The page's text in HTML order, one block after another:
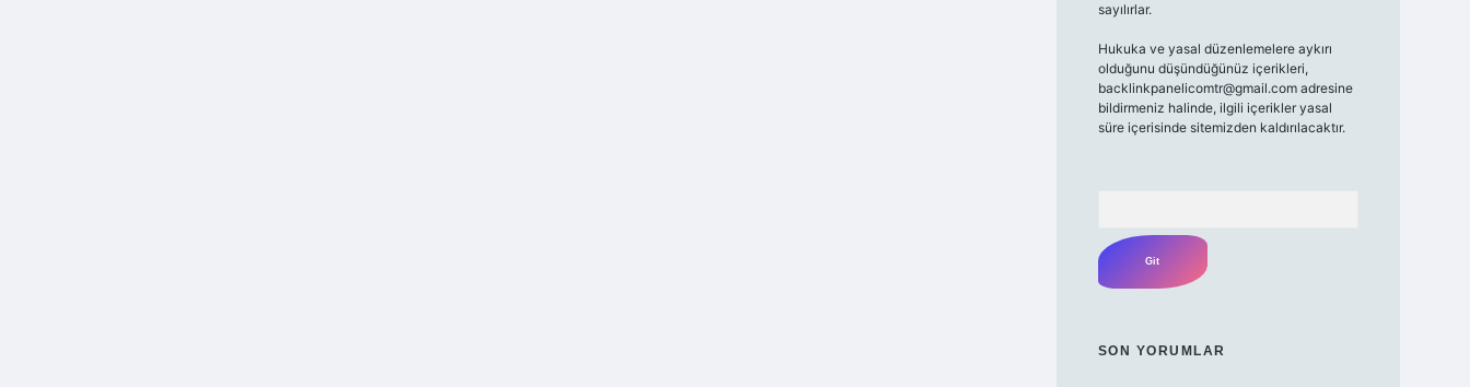
sayılırlar.
Hukuka ve yasal düzenlemelere aykırı
olduğunu düşündüğünüz içerikleri,
backlinkpanelicomtr@gmail.comadresine
bildirmeniz halinde, ilgili içerikler yasal
süre içerisinde sitemizden kaldırılacaktır.
SON YORUMLAR